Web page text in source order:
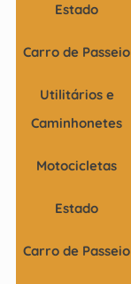
Estado
Carro de Passeio
Utilitários e
Caminhonetes
Motocicletas
Estado
Carro de Passeio